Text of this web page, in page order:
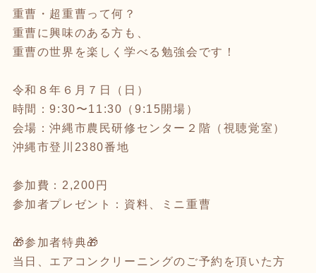
重曹・超重曹って何？
重曹に興味のある方も、
重曹の世界を楽しく学べる勉強会です！
令和８年６月７日（日）
時間：9:30〜11:30（9:15開場）
会場：沖縄市農民研修センター２階（視聴覚室）
沖縄市登川2380番地
参加費：2,200円
参加者プレゼント：資料、ミニ重曹
🎁参加者特典🎁
当日、エアコンクリーニングのご予約を頂いた方